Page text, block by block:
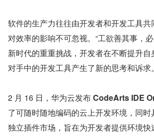
软件的生产力往往由开发者和开发工具
对效率的影响不可忽视。“工欲善其事，
新时代的重重挑战，开发者在不断提升
对手中的开发工具产生了新的思考和诉求。
2 月 16 日，华为云发布 CodeArts IDE
了可随时随地编码的云上开发环境，同
独立插件市场，旨在为开发者提供环境